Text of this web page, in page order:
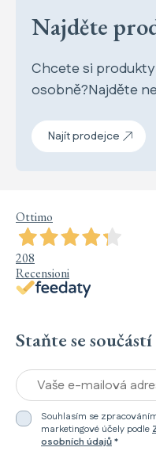
Najděte
Chcete si
osobně?Najděte
Najít prodejce
Ottimo
208
Recensioni
Staňte se
Vaše e-mailová
Souhlasím se
marketingové účely podle
osobních údajů*